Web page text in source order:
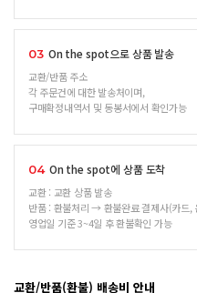
03 On the spot으로 상품 발송
교환/반품 주소
각 주문건에 대한 발송처이며,
구매확정내역서 및 동봉서에서 확인가능
04 On the spot에 상품 도착
교환 : 교환 상품 발송
반품 : 환불처리 → 환불완료 결제사(카드,
영업일 기준 3~4일 후 환불확인 가능
교환/반품(환불) 배송비 안내